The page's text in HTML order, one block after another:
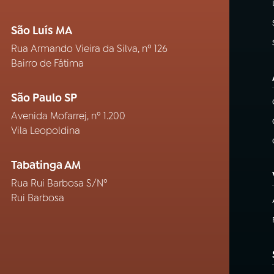
São Luís MA
Rua Armando Vieira da Silva, nº 126
Bairro de Fátima
São Paulo SP
Avenida Mofarrej, nº 1.200
Vila Leopoldina
Tabatinga AM
Rua Rui Barbosa S/Nº
Rui Barbosa